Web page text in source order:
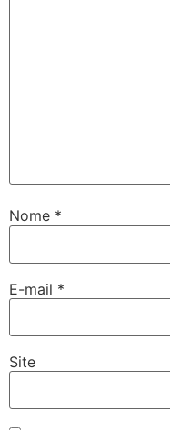
Nome *
E-mail *
Site